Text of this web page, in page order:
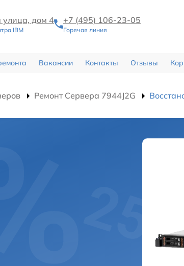
улица, дом 4
IBM
+7 (495) 106-23-05
Горячая линия
Вакансии Контакты Отзывы
Ремонт Сервера 7944J2G